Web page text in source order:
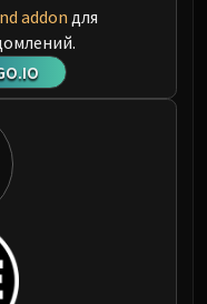
addon для